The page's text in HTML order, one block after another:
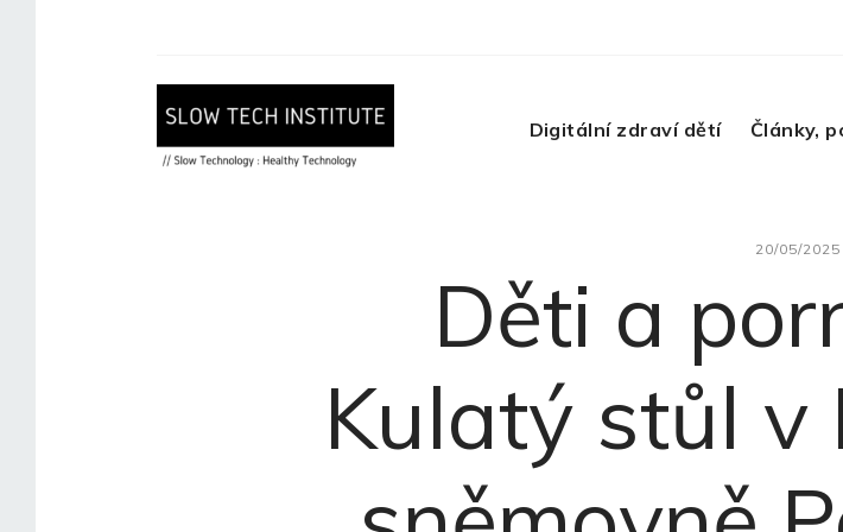
Digitální zdraví dětí Články,
20/05/2025
Děti a
Kulatý stůl v